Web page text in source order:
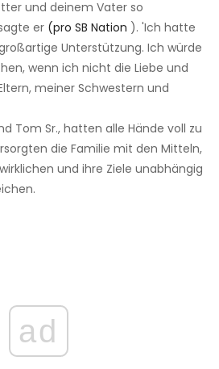
und deinem Vater so
er (pro SB Nation ). 'Ich hatte
Unterstützung. Ich würde
wenn ich nicht die Liebe und
meiner Schwestern und
Tom Sr., hatten alle Hände voll zu
die Familie mit den Mitteln,
und ihre Ziele unabhängig
ad